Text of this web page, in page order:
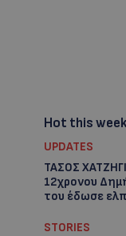
Hot this
UPDATES
ΤΑΣΟΣ
12χρονου
του έδωσε
STORIES